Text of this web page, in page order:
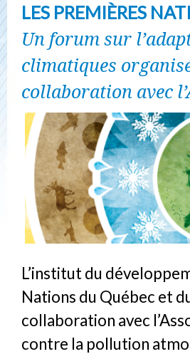
LES PREMIÈRES
Un forum sur
climatiques
collaboration avec
L’institut du
Nations du Québec et
collaboration avec
contre la pollution